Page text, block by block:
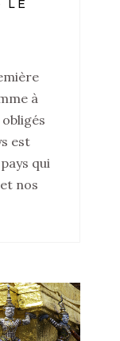
LE
à
est
qui
nos